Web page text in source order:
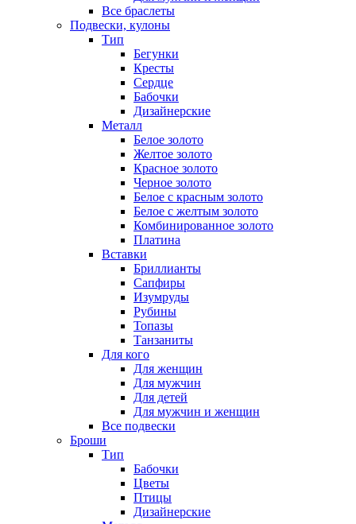
Все браслеты
Подвески, кулоны
Тип
Бегунки
Кресты
Сердце
Бабочки
Дизайнерские
Металл
Белое золото
Желтое золото
Красное золото
Черное золото
Белое с красным золото
Белое с желтым золото
Комбинированное золото
Платина
Вставки
Бриллианты
Сапфиры
Изумруды
Рубины
Топазы
Танзаниты
Для кого
Для женщин
Для мужчин
Для детей
Для мужчин и женщин
Все подвески
Броши
Тип
Бабочки
Цветы
Птицы
Дизайнерские